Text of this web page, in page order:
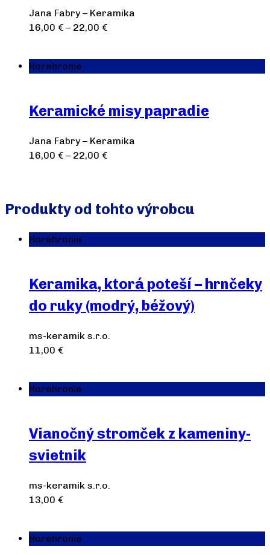
Jana Fabry – Keramika
16,00 € – 22,00 €
Horehronie
Keramické misy papradie
Jana Fabry – Keramika
16,00 € – 22,00 €
Produkty od tohto výrobcu
Horehronie
Keramika, ktorá poteší – hrnčeky
do ruky (modrý, béžový)
ms-keramik s.r.o.
11,00 €
Horehronie
Vianočný stromček z kameniny-
svietnik
ms-keramik s.r.o.
13,00 €
Horehronie